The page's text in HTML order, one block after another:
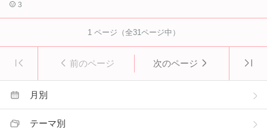
3
1ページ（全31ページ中）
前のページ 次のページ
月別
テーマ別